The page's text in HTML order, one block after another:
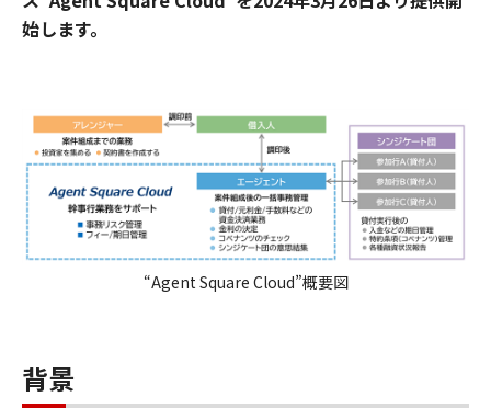
始します。
“Agent Square Cloud”概要図
背景